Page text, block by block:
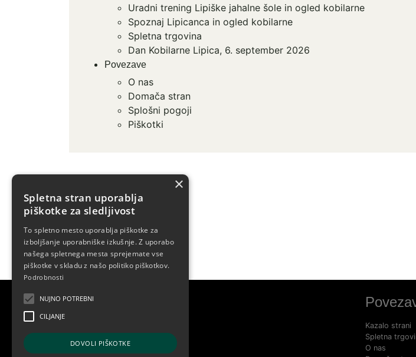
Uradni trening Lipiške jahalne šole in ogled kobilarne
Spoznaj Lipicanca in ogled kobilarne
Spletna trgovina
Dan Kobilarne Lipica, 6. september 2026
Povezave
O nas
Domača stran
Splošni pogoji
Piškotki
Kontakt
6210 SEŽANA
Kazalo strani
Spletna
O nas
×
Spletna stran uporablja
piškotke za sledljivost
To spletno mesto uporablja piškotke za
izboljšanje uporabniške izkušnje. Z uporabo
našega spletnega mesta sprejemate vse
piškotke v skladu z našo politiko piškotkov.
Podrobnosti
NUJNO POTREBNI
CILJANJE
DOVOLI PIŠKOTKE